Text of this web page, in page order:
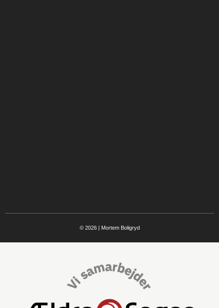
© 2026 | Mortem Boligryd